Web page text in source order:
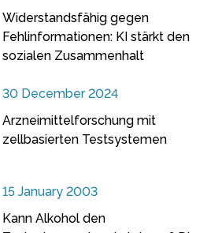
Widerstandsfähig gegen
Fehlinformationen: KI stärkt den
sozialen Zusammenhalt
30 December 2024
Arzneimittelforschung mit
zellbasierten Testsystemen
15 January 2003
Kann Alkohol den